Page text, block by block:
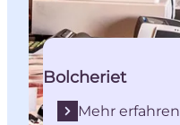
Bolcheriet
Mehr erfahren